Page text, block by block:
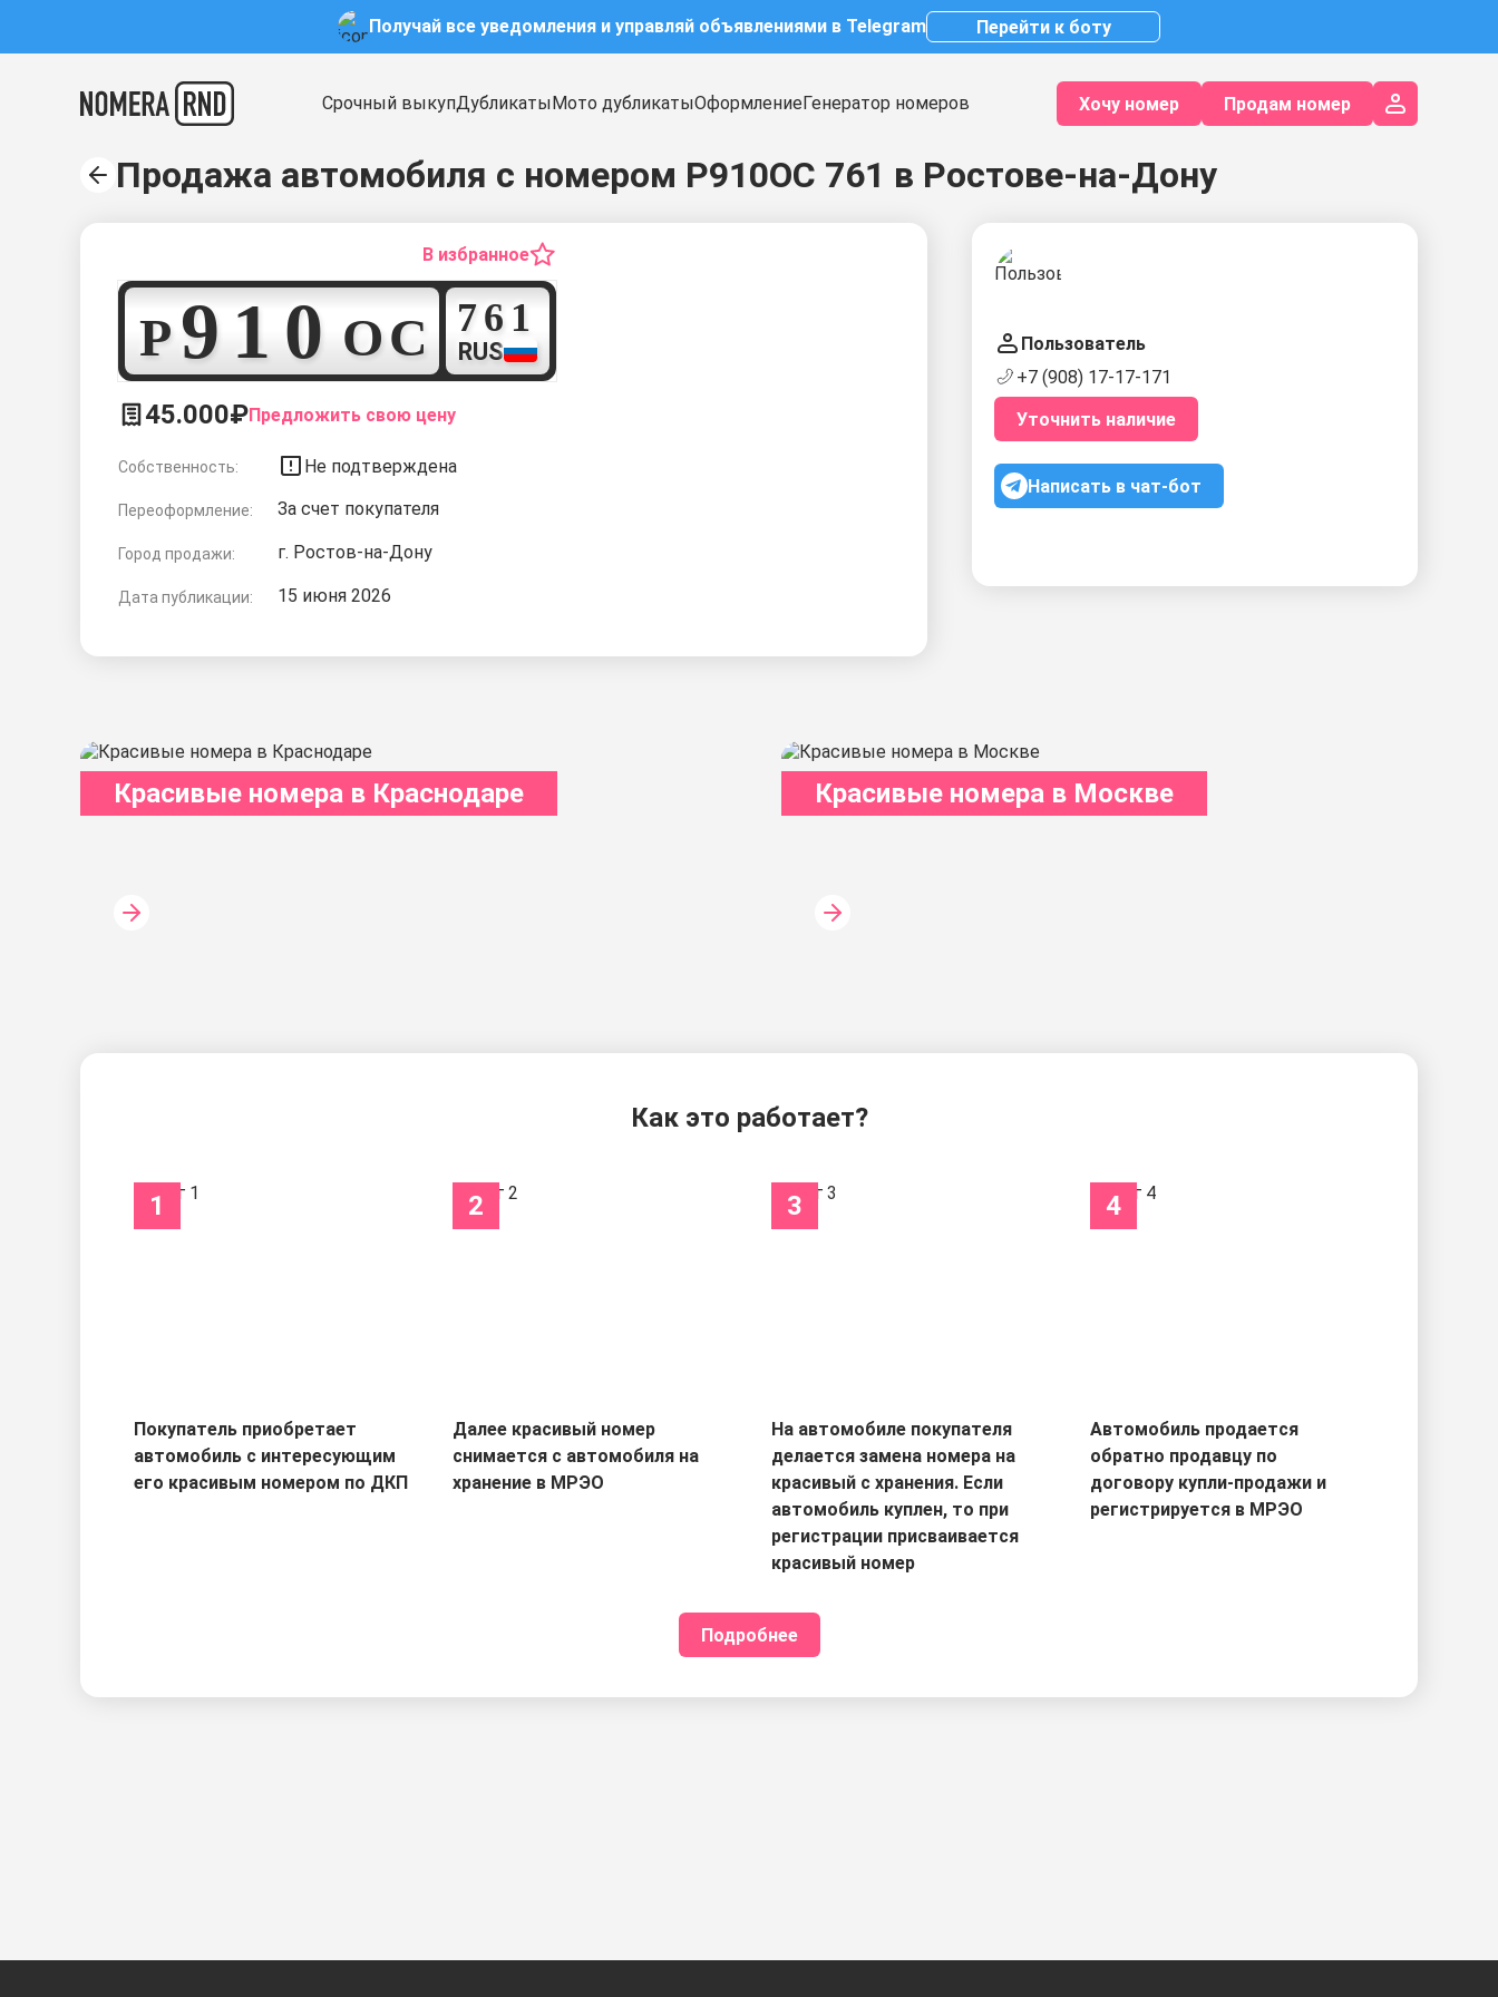
Получай все уведомления и управляй объявлениями в Telegram Перейти к боту
Срочный выкупДубликатыМото дубликатыОформлениеГенератор номеров Хочу номер Продам номер
Продажа автомобиля с номером Р910ОС 761 в Ростове-на-Дону
В избранное
Р9
1
0
ОС7
61
RUS
45.000₽Предложить свою цену
Собственность: Не подтверждена
Переоформление: За счет покупателя
Город продажи: г. Ростов-на-Дону
Дата публикации: 15 июня 2026
Пользователь
+7 (908) 17-17-171
Уточнить наличие
Написать в чат-бот
Красивые номера в Краснодаре Красивые номера в Москве
Как это работает?
1
Покупатель приобретает
автомобиль с интересующим
его красивым номером по ДКП
2
Далее красивый номер
снимается с автомобиля на
хранение в МРЭО
3
На автомобиле покупателя
делается замена номера на
красивый с хранения. Если
автомобиль куплен, то при
регистрации присваивается
красивый номер
4
Автомобиль продается
обратно продавцу по
договору купли-продажи и
регистрируется в МРЭО
Подробнее